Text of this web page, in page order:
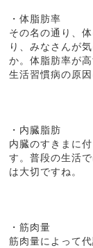
・体脂肪率
その名の通り、
り、みなさんが
か。体脂肪率が
生活習慣病の原因
・内臓脂肪
内臓のすきまに
す。普段の生活
は大切ですね。
・筋肉量
筋肉量によって